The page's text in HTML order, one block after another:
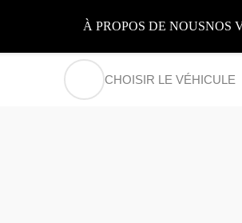
À PROPOS DE NOUSNOS
CHOISIR LE VÉHICULE